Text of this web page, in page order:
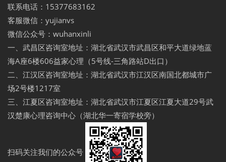
联系电话：15377683162
客服微信：yujianvs
微信公众号：wuhanxinli
一、武昌区咨询室地址：湖北省武汉市武昌区和平大道绿地蓝
海A座6楼606益家心理（5号线-三角路站D出口）
二、江汉区咨询室地址：湖北省武汉市江汉区南国北都城市广
场2号楼1217室
三、江夏区咨询室地址：湖北省武汉市江夏区江夏大道29号武
汉楚康心理咨询中心（湖北华一寄宿学校旁）
扫码关注我们的公众号